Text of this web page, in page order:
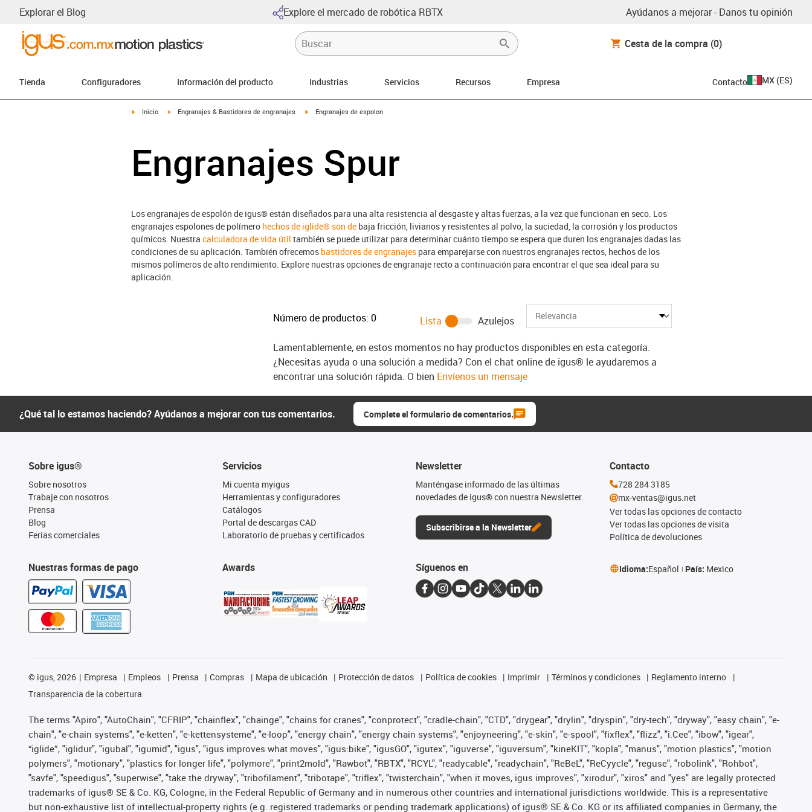
Explorar el Blog Explore el mercado de robótica RBTX Ayúdanos a mejorar - Danos tu opinión
Cesta de la compra (0)
Tienda Configuradores Información del producto Industrias Servicios Recursos Empresa Contacto MX (ES)
igus-icon-arrow-right
Inicio igus-icon-arrow-right
Engranajes & Bastidores de engranajes igus-icon-arrow-right
Engranajes de espolon
Engranajes Spur
Los engranajes de espolón de igus® están diseñados para una alta resistencia al desgaste y altas fuerzas, a la vez que funcionan en seco. Los
engranajes espolones de polímero hechos de iglide® son de baja fricción, livianos y resistentes al polvo, la suciedad, la corrosión y los productos
químicos. Nuestra calculadora de vida útil también se puede utilizar para determinar cuánto tiempo se espera que duren los engranajes dadas las
condiciones de su aplicación. También ofrecemos bastidores de engranajes para emparejarse con nuestros engranajes rectos, hechos de los
mismos polímeros de alto rendimiento. Explore nuestras opciones de engranaje recto a continuación para encontrar el que sea ideal para su
aplicación.
Número de productos: 0 Lista
Azulejos
Lamentablemente, en estos momentos no hay productos disponibles en esta categoría.
¿Necesitas ayuda o una solución a medida? Con el chat online de igus® le ayudaremos a
encontrar una solución rápida. O bien Envíenos un mensaje
¿Qué tal lo estamos haciendo? Ayúdanos a mejorar con tus comentarios. Complete el formulario de comentarios.
Sobre igus®
Sobre nosotros
Trabaje con nosotros
Prensa
Blog
Ferias comerciales
Nuestras formas de pago
Servicios
Mi cuenta myigus
Herramientas y configuradores
Catálogos
Portal de descargas CAD
Laboratorio de pruebas y certificados
Awards
Newsletter
Manténgase informado de las últimas
novedades de igus® con nuestra Newsletter.
Subscribirse a la Newsletter
Contacto
728 284 3185
mx-ventas@igus.net
Ver todas las opciones de contacto
Ver todas las opciones de visita
Política de devoluciones
Síguenos en Idioma:Español País: Mexico
© igus, 2026 Empresa Empleos Prensa Compras Mapa de ubicación Protección de datos Política de cookies Imprimir Términos y condiciones
Reglamento interno
Transparencia de la cobertura
The terms "Apiro", "AutoChain", "CFRIP", "chainflex", "chainge", "chains for cranes", "conprotect", "cradle-chain", "CTD", "drygear", "drylin", "dryspin", "dry-tech", "dryway", "easy chain", "e-
chain", "e-chain systems", "e-ketten", "e-kettensysteme", "e-loop", "energy chain", "energy chain systems", "enjoyneering", "e-skin", "e-spool", "fixflex", "flizz", "i.Cee", "ibow", "igear",
“iglide”, "iglidur", "igubal", "igumid", "igus", "igus improves what moves", "igus:bike", "igusGO", "igutex", "iguverse", "iguversum", "kineKIT", "kopla", "manus", "motion plastics", "motion
polymers", "motionary", "plastics for longer life", "polymore", "print2mold", "Rawbot", "RBTX", "RCYL", "readycable", "readychain", "ReBeL", "ReCyycle", "reguse", "robolink", "Rohbot",
"savfe", "speedigus", "superwise", "take the dryway", "tribofilament", "tribotape", "triflex", "twisterchain", "when it moves, igus improves", "xirodur", "xiros" and "yes" are legally protected
trademarks of igus® SE & Co. KG, Cologne, in the Federal Republic of Germany and in numerous other countries and international jurisdictions worldwide. This is a representative
but non-exhaustive list of intellectual-property rights (e.g. registered trademarks or pending trademark applications) of igus® SE & Co. KG or its affiliated companies in Germany, the